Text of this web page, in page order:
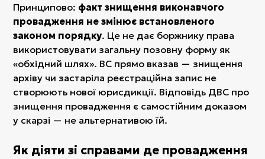
Принципово: факт знищення виконавчого
провадження не змінює встановленого
законом порядку. Це не дає боржнику права
використовувати загальну позовну форму як
«обхідний шлях». ВС прямо вказав — знищення
архіву чи застаріла реєстраційна запис не
створюють нової юрисдикції. Відповідь ДВС про
знищення провадження є самостійним доказом
у скарзі — не альтернативою їй.
Як діяти зі справами де провадження